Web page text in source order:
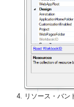
リソース・バン